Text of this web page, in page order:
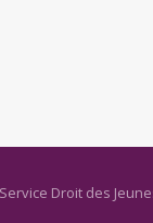
Service Droit des